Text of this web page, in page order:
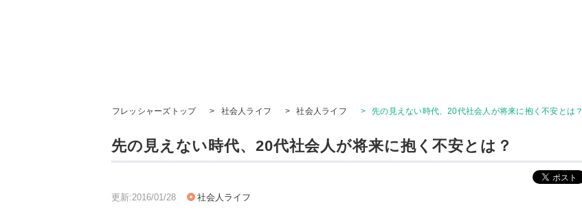
フレッシャーズトップ > 社会人ライフ > 社会人ライフ > 先の見えない時代、20代社会人が将来に抱く不安とは？
先の見えない時代、20代社会人が将来に抱く不安とは？
更新:2016/01/28 社会人ライフ